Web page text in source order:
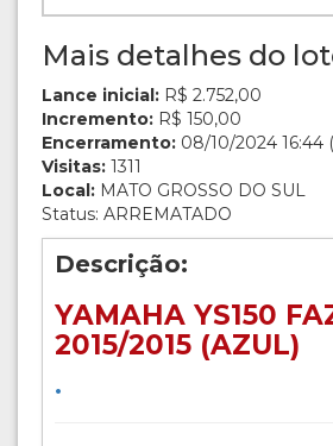
Mais detalhes do
Lance inicial: R$ 2.752,00
Incremento: R$ 150,00
Encerramento: 08/10/2024 16:44
Visitas: 1311
Local: MATO GROSSO DO SUL
Status: ARREMATADO
Descrição:
YAMAHA YS150
2015/2015 (AZUL)
.